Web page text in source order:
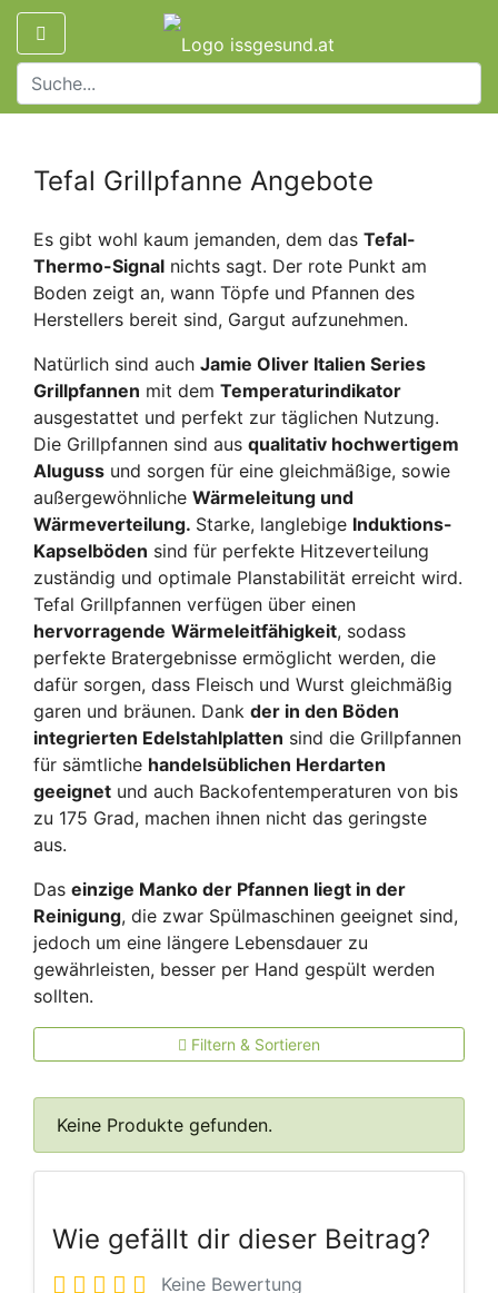
Tefal Grillpfanne Angebote
Es gibt wohl kaum jemanden, dem das Tefal-
Thermo-Signal nichts sagt. Der rote Punkt am
Boden zeigt an, wann Töpfe und Pfannen des
Herstellers bereit sind, Gargut aufzunehmen.
Natürlich sind auch Jamie Oliver Italien Series
Grillpfannen mit dem Temperaturindikator
ausgestattet und perfekt zur täglichen Nutzung.
Die Grillpfannen sind aus qualitativ hochwertigem
Aluguss und sorgen für eine gleichmäßige, sowie
außergewöhnliche Wärmeleitung und
Wärmeverteilung. Starke, langlebige Induktions-
Kapselböden sind für perfekte Hitzeverteilung
zuständig und optimale Planstabilität erreicht wird.
Tefal Grillpfannen verfügen über einen
hervorragende Wärmeleitfähigkeit, sodass
perfekte Bratergebnisse ermöglicht werden, die
dafür sorgen, dass Fleisch und Wurst gleichmäßig
garen und bräunen. Dank der in den Böden
integrierten Edelstahlplatten sind die Grillpfannen
für sämtliche handelsüblichen Herdarten
geeignet und auch Backofentemperaturen von bis
zu 175 Grad, machen ihnen nicht das geringste
aus.
Das einzige Manko der Pfannen liegt in der
Reinigung, die zwar Spülmaschinen geeignet sind,
jedoch um eine längere Lebensdauer zu
gewährleisten, besser per Hand gespült werden
sollten.
Filtern & Sortieren
Keine Produkte gefunden.
Wie gefällt dir dieser Beitrag?
Keine Bewertung